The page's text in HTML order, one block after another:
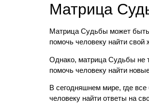
Матрица
Матрица Судьбы может быть
помочь человеку найти
Однако, матрица Судьбы не
помочь человеку найти
В сегодняшнем мире, где
человеку найти ответы на